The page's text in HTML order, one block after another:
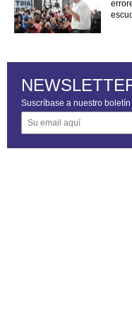
Suscríbase a nuestro